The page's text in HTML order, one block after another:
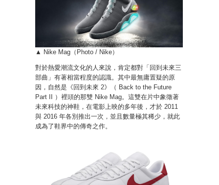
▲ Nike Mag（Photo / Nike）
對於熱愛潮流文化的人來說，肯定都對「回到未來三
部曲」有著相當程度的認識。其中最無庸置疑的原
因，自然是《回到未來 2》（ Back to the Future
Part II ）裡頭的那雙 Nike Mag。這雙在片中象徵著
未來科技的神鞋，在電影上映的多年後，才於 2011
與 2016 年各別推出一次，並且數量極其稀少，就此
成為了鞋界中的傳奇之作。